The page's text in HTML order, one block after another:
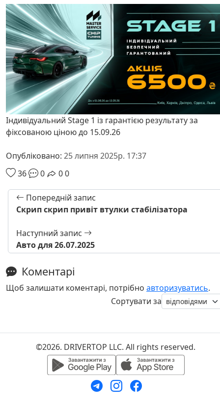
Індивідуальний Stage 1 із гарантією результату за
фіксованою ціною до 15.09.26
Опубліковано: 25 липня 2025р. 17:37
36
0 00
Попередній запис
Скрип скрип привіт втулки стабілізатора
Наступний запис
Авто для 26.07.2025
Коментарі
Щоб залишати коментарі, потрібно авторизуватись.
Сортувати за
©2026. DRIVERTOP LLC. All rights reserved.